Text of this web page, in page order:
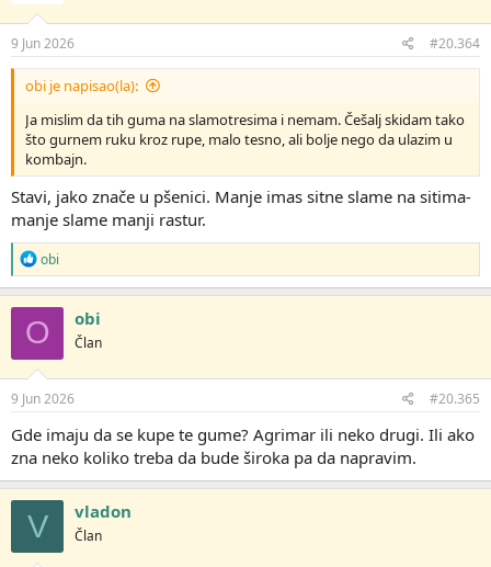
9 Jun 2026 #20.364
obi je napisao(la):
Ja mislim da tih guma na slamotresima i nemam. Češalj skidam tako
što gurnem ruku kroz rupe, malo tesno, ali bolje nego da ulazim u
kombajn.
Stavi, jako znače u pšenici. Manje imas sitne slame na sitima-
manje slame manji rastur.
R
e
a
g
o
v
a
n
j
:
obi
O obi
Član
9 Jun 2026 #20.365
Gde imaju da se kupe te gume? Agrimar ili neko drugi. Ili ako
zna neko koliko treba da bude široka pa da napravim.
V vladon
Član